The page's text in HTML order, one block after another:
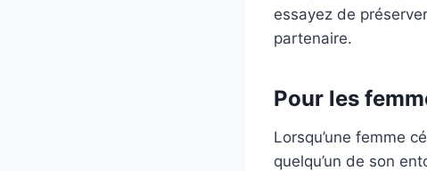
essayez de
partenaire.
Pour les
Lorsqu’une femme
quelqu’un de son